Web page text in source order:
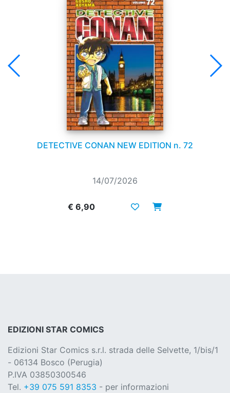
DETECTIVE CONAN NEW EDITION n. 72
14/07/2026
€ 6,90
EDIZIONI STAR COMICS
Edizioni Star Comics s.r.l. strada delle Selvette, 1/bis/1
- 06134 Bosco (Perugia)
P.IVA 03850300546
Tel. +39 075 591 8353 - per informazioni